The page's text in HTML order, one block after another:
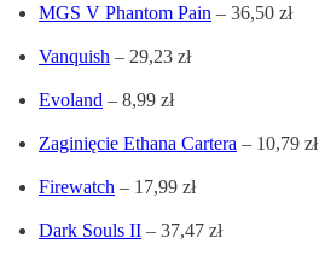
MGS V Phantom Pain – 36,50 zł
Vanquish – 29,23 zł
Evoland – 8,99 zł
Zaginięcie Ethana Cartera – 10,79 zł
Firewatch – 17,99 zł
Dark Souls II – 37,47 zł